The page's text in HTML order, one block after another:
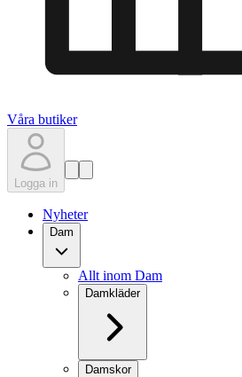
Våra butiker
Logga in
Nyheter
Dam
Allt inom Dam
Damkläder
Damskor